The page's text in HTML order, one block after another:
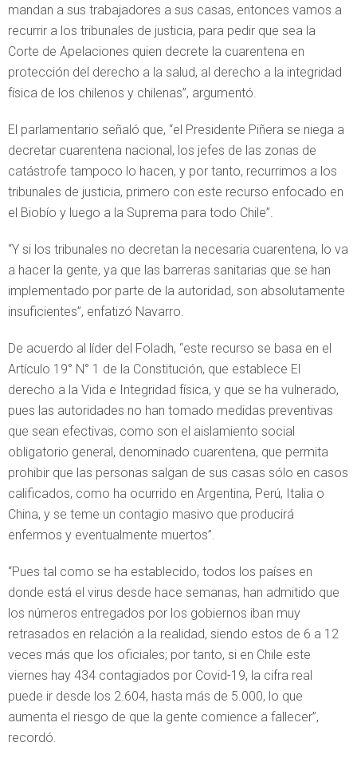
mandan a sus trabajadores a sus casas, entonces vamos a
recurrir a los tribunales de justicia, para pedir que sea la
Corte de Apelaciones quien decrete la cuarentena en
protección del derecho a la salud, al derecho a la integridad
física de los chilenos y chilenas”, argumentó.
El parlamentario señaló que, “el Presidente Piñera se niega a
decretar cuarentena nacional, los jefes de las zonas de
catástrofe tampoco lo hacen, y por tanto, recurrimos a los
tribunales de justicia, primero con este recurso enfocado en
el Biobío y luego a la Suprema para todo Chile”.
“Y si los tribunales no decretan la necesaria cuarentena, lo va
a hacer la gente, ya que las barreras sanitarias que se han
implementado por parte de la autoridad, son absolutamente
insuficientes”, enfatizó Navarro.
De acuerdo al líder del Foladh, “este recurso se basa en el
Artículo 19° N° 1 de la Constitución, que establece El
derecho a la Vida e Integridad física, y que se ha vulnerado,
pues las autoridades no han tomado medidas preventivas
que sean efectivas, como son el aislamiento social
obligatorio general, denominado cuarentena, que permita
prohibir que las personas salgan de sus casas sólo en casos
calificados, como ha ocurrido en Argentina, Perú, Italia o
China, y se teme un contagio masivo que producirá
enfermos y eventualmente muertos”.
“Pues tal como se ha establecido, todos los países en
donde está el virus desde hace semanas, han admitido que
los números entregados por los gobiernos iban muy
retrasados en relación a la realidad, siendo estos de 6 a 12
veces más que los oficiales; por tanto, si en Chile este
viernes hay 434 contagiados por Covid-19, la cifra real
puede ir desde los 2.604, hasta más de 5.000, lo que
aumenta el riesgo de que la gente comience a fallecer”,
recordó.